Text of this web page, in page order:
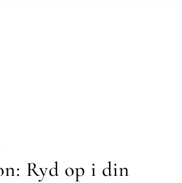
Ryd op i din